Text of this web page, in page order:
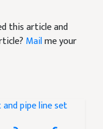
this article and
Mailme your